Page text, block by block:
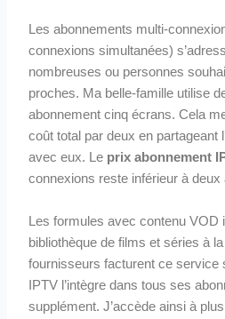
Les abonnements multi-
connexions simultanées)
nombreuses ou personnes
proches. Ma belle-famille utilise
abonnement cinq écrans. Cela
coût total par deux en partageant
avec eux. Le prix abonnement
connexions reste inférieur à
Les formules avec contenu VOD
bibliothèque de films et séries à
fournisseurs facturent ce service
IPTV l’intègre dans tous ses
supplément. J’accède ainsi à